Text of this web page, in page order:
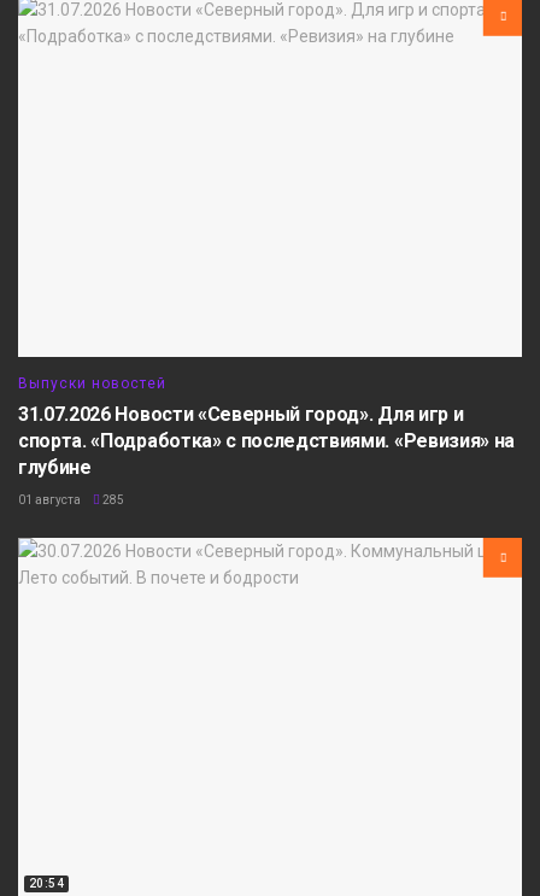
Выпуски новостей
31.07.2026 Новости «Северный город». Для игр и
спорта. «Подработка» с последствиями. «Ревизия» на
глубине
01 августа 285
20:54